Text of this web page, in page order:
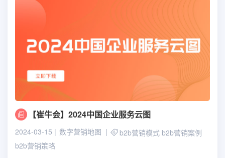
【崔牛会】2024中国企业服务云图
2024-03-15 数字营销地图 b2b营销模式 b2b营销案例
b2b营销策略